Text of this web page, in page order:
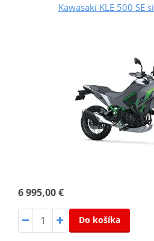
Kawasaki KLE 500 SE
6 995,00 €
Do košíka